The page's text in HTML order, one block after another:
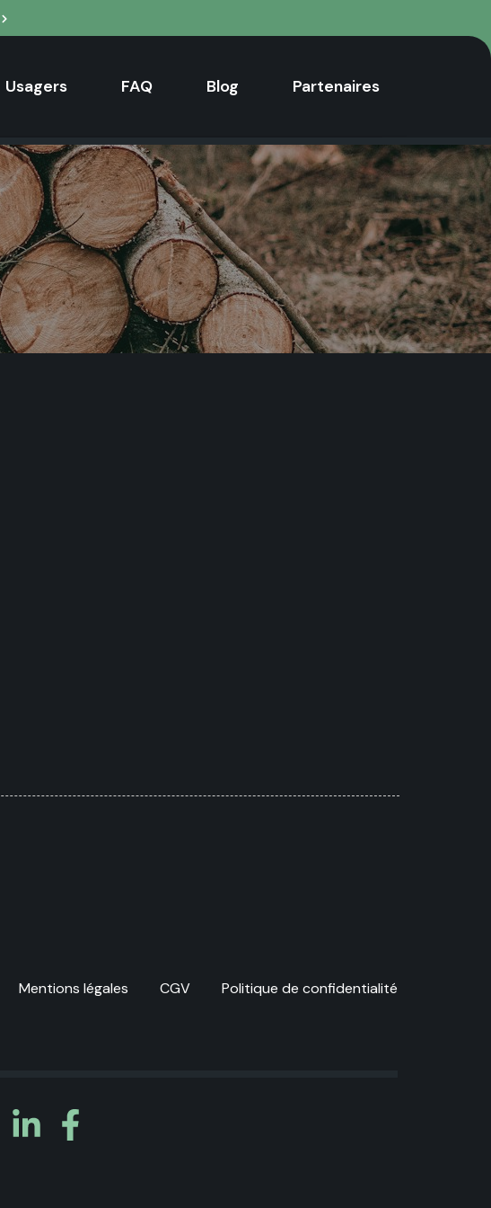
Usagers FAQ Blog Partenaires
Mentions légales CGV Politique de confidentialité